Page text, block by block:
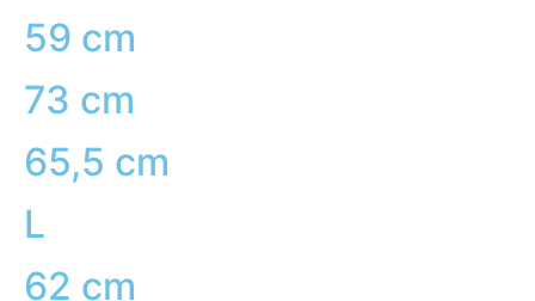
59 cm
73 cm
65,5 cm
L
62 cm